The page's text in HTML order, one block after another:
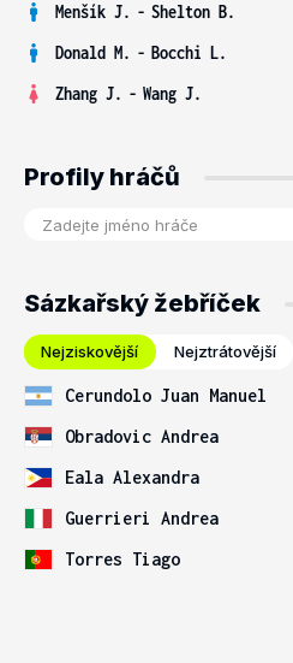
Menšík J. - Shelton B.
Donald M. - Bocchi L.
Zhang J. - Wang J.
Profily hráčů
Sázkařský žebříček
Nejziskovější Nejztrátovější
Cerundolo Juan Manuel
Obradovic Andrea
Eala Alexandra
Guerrieri Andrea
Torres Tiago